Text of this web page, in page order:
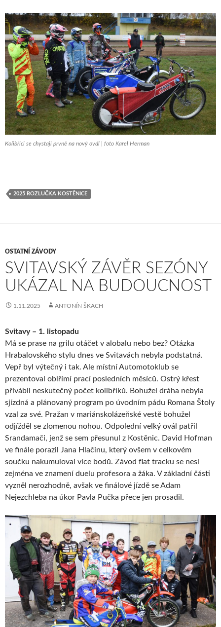
Kolibříci se chystají prvně na nový ovál | foto Karel Herman
2025 ROZLUČKA KOSTĚNICE
OSTATNÍ ZÁVODY
SVITAVSKÝ ZÁVĚR SEZÓNY
UKÁZAL NA BUDOUCNOST
1.11.2025 ANTONÍN ŠKACH
Svitavy – 1. listopadu
Má se prase na grilu otáčet v alobalu nebo bez? Otázka
Hrabalovského stylu dnes ve Svitavách nebyla podstatná.
Vepř byl výtečný i tak. Ale místní Automotoklub se
prezentoval oblřímí prací posledních měsíců. Ostrý křest
přivábil neskutečný počet kolibříků. Bohužel dráha nebyla
sjízdná a plánovaný program po úvodním pádu Romana Štoly
vzal za své. Pražan v mariánskolázeňské vestě bohužel
odjížděl se zlomenou nohou. Odpolední velký ovál patřil
Srandamači, jenž se sem přesunul z Kostěnic. David Hofman
ve finále porazil Jana Hlačinu, který ovšem v celkovém
součku nakumuloval více bodů. Závod flat tracku se nesl
zejména ve znamení duelu profesora a žáka. V základní části
vyzněl nerozhodně, avšak ve finálové jízdě se Adam
Nejezchleba na úkor Pavla Pučka přece jen prosadil.